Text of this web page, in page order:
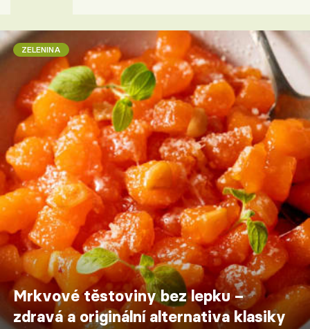
ZELENINA
Mrkvové těstoviny bez lepku –
zdravá a originální alternativa klasiky